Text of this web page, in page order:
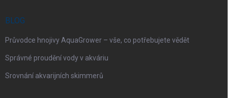
BLOG
Průvodce hnojivy AquaGrower – vše, co potřebujete vědět
Správné proudění vody v akváriu
Srovnání akvarijních skimmerů